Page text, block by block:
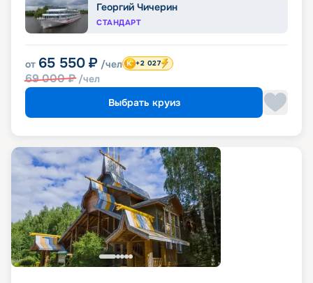
Георгий Чичерин
СТАНДАРТ
от 65 550 ₽ /чел
69 000₽ /чел
+2 027
Выбрать круиз